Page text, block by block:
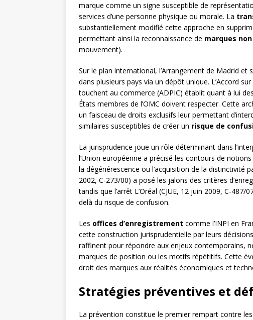
marque comme un signe susceptible de
services d’une personne physique ou morale. La
substantiellement modifié cette approche en
permettant ainsi la reconnaissance de marques
mouvement).
Sur le plan international, l’Arrangement de Madrid
dans plusieurs pays via un dépôt unique. L’Accord
touchent au commerce (ADPIC) établit quant à lui des
États membres de l’OMC doivent respecter. Cette
un faisceau de droits exclusifs leur permettant
similaires susceptibles de créer un risque de
La jurisprudence joue un rôle déterminant dans
l’Union européenne a précisé les contours de
la dégénérescence ou l’acquisition de la distinctivité
2002, C-273/00) a posé les jalons des critères
tandis que l’arrêt L’Oréal (CJUE, 12 juin 2009, C-
delà du risque de confusion.
Les offices d’enregistrement comme l’INPI en
cette construction jurisprudentielle par leurs
raffinent pour répondre aux enjeux contemporains,
marques de position ou les motifs répétitifs. Cette
droit des marques aux réalités économiques et
Stratégies préventives et
La prévention constitue le premier rempart contre